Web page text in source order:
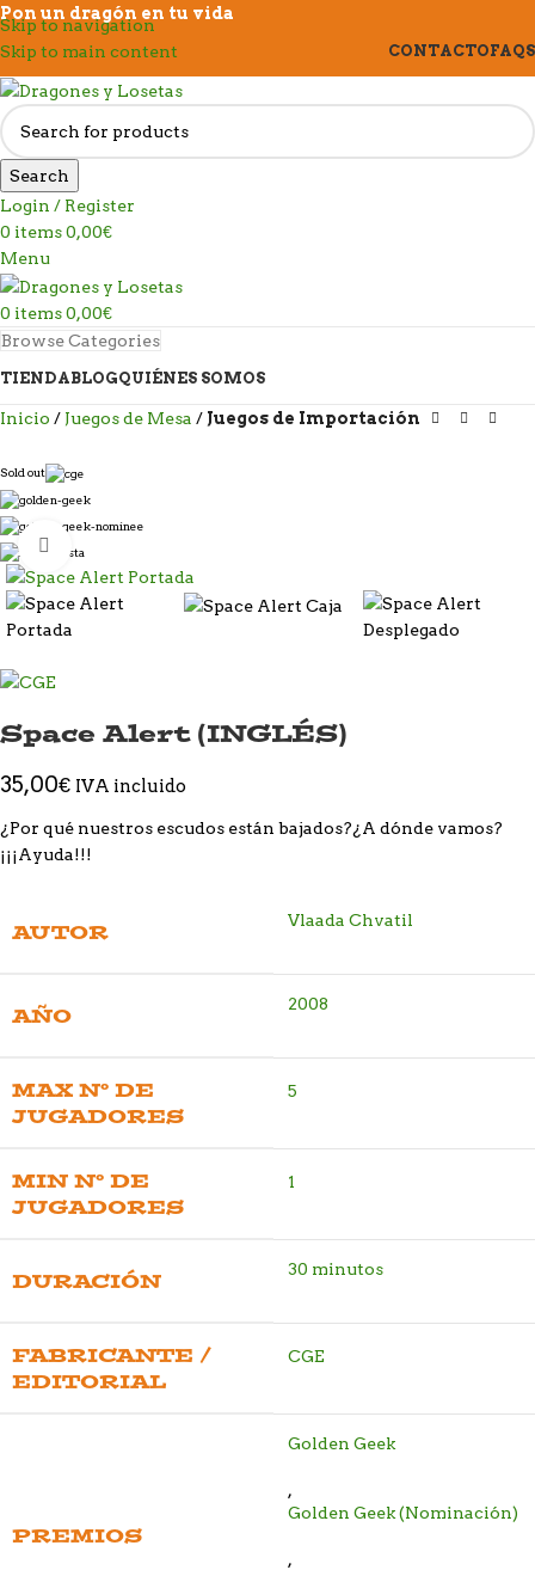
Skip to navigation
Skip to main content
Pon un dragón en tu vida
CONTACTOFAQS
Search
Login / Register
0 items0,00€
Menu
0 items0,00€
Browse Categories
TIENDABLOGQUIÉNES SOMOS
Inicio Juegos de Mesa Juegos de Importación
Sold out
Click to enlarge
Space Alert (INGLÉS)
35,00€ IVA incluido
¿Por qué nuestros escudos están bajados?¿A dónde vamos?
¡¡¡Ayuda!!!
AUTOR Vlaada Chvatil
AÑO 2008
MAX Nº DE
JUGADORES
5
MIN Nº DE
JUGADORES
1
DURACIÓN 30 minutos
FABRICANTE /
EDITORIAL
CGE
PREMIOS
Golden Geek
,
Golden Geek (Nominación)
,